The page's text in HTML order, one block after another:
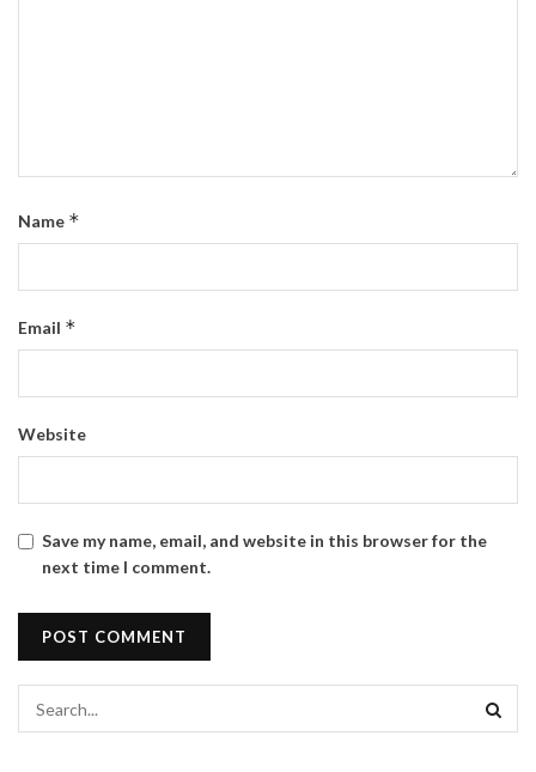
Name *
Email *
Website
Save my name, email, and website in this browser for the
next time I comment.